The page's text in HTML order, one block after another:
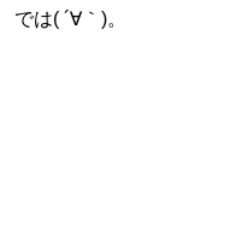
では( ´∀｀)。